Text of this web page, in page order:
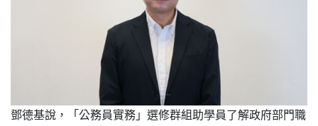
鄧德基說，「公務員實務」選修群組助學員了解政府部門職